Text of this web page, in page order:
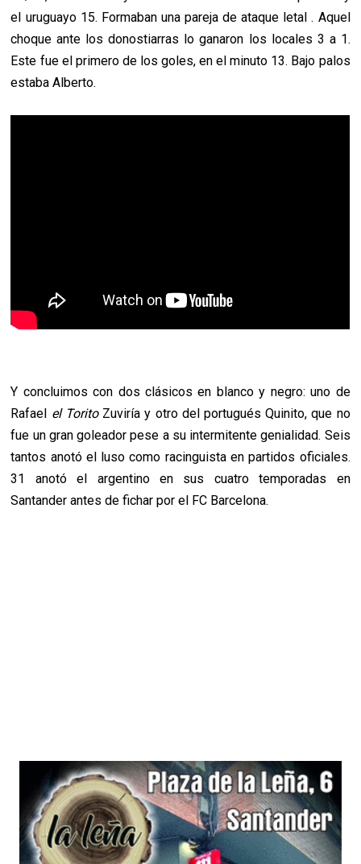
el uruguayo 15. Formaban una pareja de ataque letal . Aquel
choque ante los donostiarras lo ganaron los locales 3 a 1.
Este fue el primero de los goles, en el minuto 13. Bajo palos
estaba Alberto.
Y concluimos con dos clásicos en blanco y negro: uno de
Rafael el ToritoZuviría y otro del portugués Quinito, que no
fue un gran goleador pese a su intermitente genialidad. Seis
tantos anotó el luso como racinguista en partidos oficiales.
31 anotó el argentino en sus cuatro temporadas en
Santander antes de fichar por el FC Barcelona.